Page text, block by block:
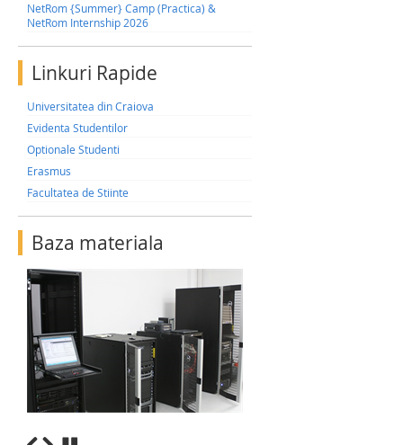
NetRom {Summer} Camp (Practica) &
NetRom Internship 2026
Linkuri Rapide
Universitatea din Craiova
Evidenta Studentilor
Optionale Studenti
Erasmus
Facultatea de Stiinte
Baza materiala